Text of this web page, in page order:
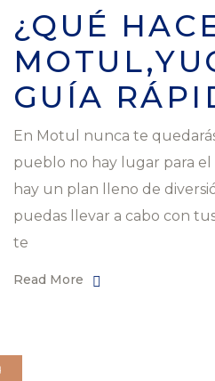
¿QUÉ
GUÍA
En Motul nunca te
pueblo no hay lugar para
hay un plan lleno de
puedas llevar a cabo con
te
Read More